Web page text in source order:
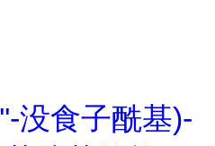
没食子酰基)-